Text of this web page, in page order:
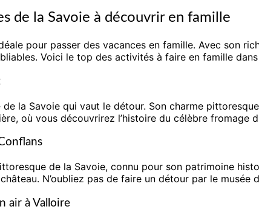
de la Savoie à découvrir en famille
pour passer des vacances en famille. Avec son
Voici le top des activités à faire en famille
la Savoie qui vaut le détour. Son charme
où vous découvrirez l’histoire du célèbre
de la Savoie, connu pour son patrimoine
N’oubliez pas de faire un détour par le
air à Valloire